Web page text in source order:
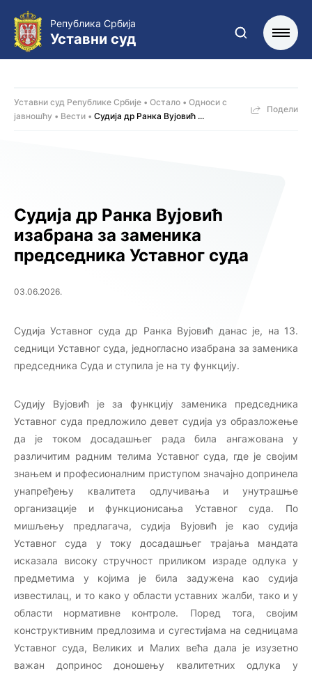
Република Србија
Уставни суд
Судија др Ранка Вујовић
изабрана за заменика
председника Уставног суда
03.06.2026.
Судија Уставног суда др Ранка Вујовић данас је, на 13.
седници Уставног суда, једногласно изабрана за заменика
председника Суда и ступила је на ту функцију.
Судију Вујовић je за функцију заменика председника
Уставног суда предложило девет судија уз образложење
да је током досадашњег рада била ангажована у
различитим радним телима Уставног суда, где је својим
знањем и професионалним приступом значајно допринела
унапређењу квалитета одлучивања и унутрашње
организације и функционисања Уставног суда. По
мишљењу предлагача, судија Вујовић је као судија
Уставног суда у току досадашњег трајања мандата
исказала високу стручност приликом израде одлука у
предметима у којима је била задужена као судија
известилац, и то како у области уставних жалби, тако и у
области нормативне контроле. Поред тога, својим
конструктивним предлозима и сугестијама на седницама
Уставног суда, Великих и Малих већа дала је изузетно
важан допринос доношењу квалитетних одлука у
Уставни суд Републике Србије Остало
Односи с
јавношћу
Вести Судија др Ранка Вујовић ...
Подели